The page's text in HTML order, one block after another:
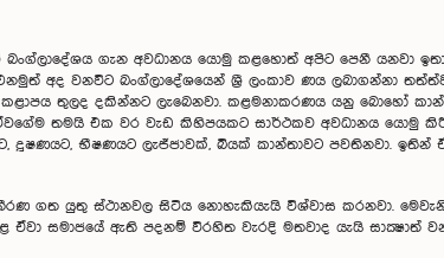
ගැන අවධානය යොමු කළහොත් අපිට පෙනී යනවා
අද වනවිට බංග්ලාදේශයෙන් ශ්‍රී ලංකාව ණය ලබාගන්නා
තුලද දකින්නට ලැබෙනවා. කළමනාකරණය යනු බොහෝ
තමයි එක වර වැඩ කිහිපයකට සාර්ථකව අවධානය යොමු
දූෂණයට, භීෂණයට ලැජ්ජාවක්, බියක් කාන්තාවට පවතිනවා. ඉතින්
ගත යුතු ස්ථානවල සිටිය නොහැකියැයි විශ්වාස කරනවා.
සමාජයේ ඇති පදනම් විරහිත වැරදි මතවාද යැයි සාක්‍ෂාත්